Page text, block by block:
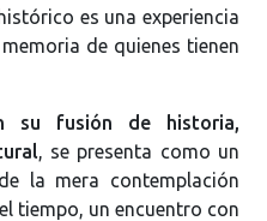
es una experiencia
de quienes tienen
su fusión de historia,
, se presenta como un
la mera contemplación
tiempo, un encuentro con